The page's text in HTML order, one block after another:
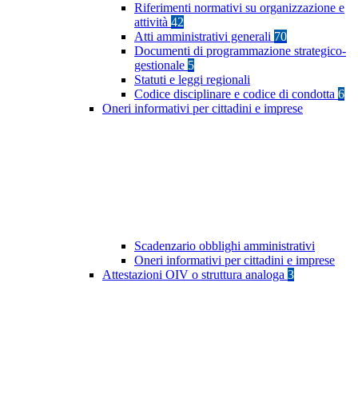
Riferimenti normativi su organizzazione e
attività 42
Atti amministrativi generali 70
Documenti di programmazione strategico-
gestionale 5
Statuti e leggi regionali
Codice disciplinare e codice di condotta 6
Oneri informativi per cittadini e imprese
Scadenzario obblighi amministrativi
Oneri informativi per cittadini e imprese
Attestazioni OIV o struttura analoga 3